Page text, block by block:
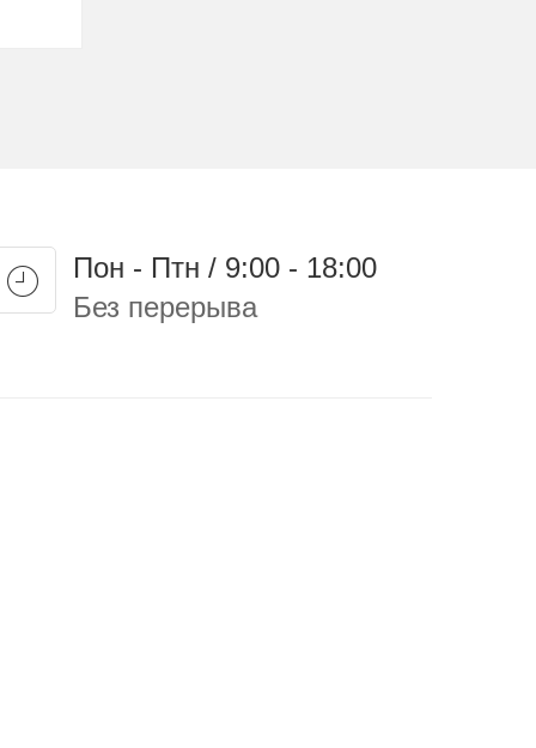
Пон - Птн / 9:00 - 18:00
Без перерыва